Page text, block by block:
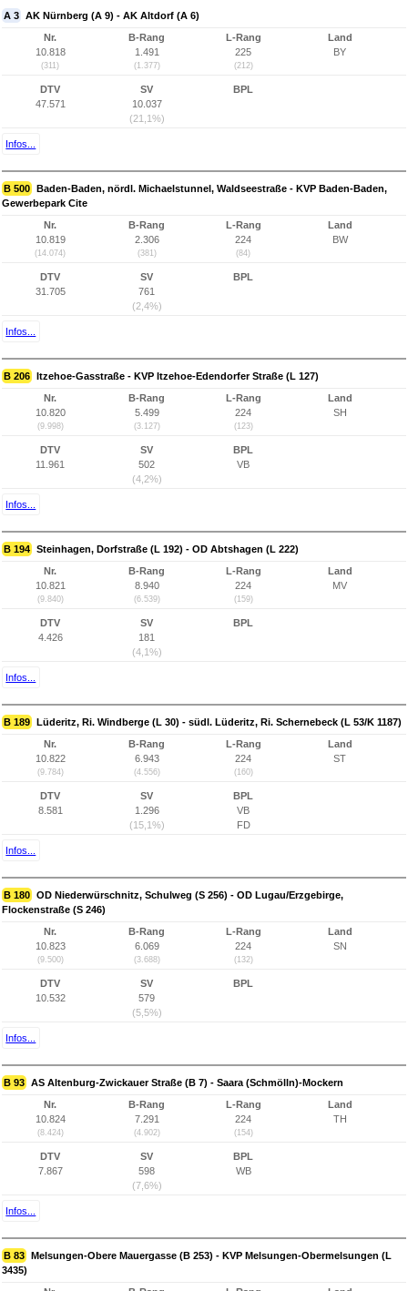
A 3 AK Nürnberg (A 9) - AK Altdorf (A 6)
Nr.
10.818
(311)
B-Rang
1.491
(1.377)
L-Rang
225
(212)
Land
BY
DTV
47.571
SV
10.037
(21,1%)
BPL
Infos...
B 500 Baden-Baden, nördl. Michaelstunnel, Waldseestraße - KVP Baden-Baden,
Gewerbepark Cite
Nr.
10.819
(14.074)
B-Rang
2.306
(381)
L-Rang
224
(84)
Land
BW
DTV
31.705
SV
761
(2,4%)
BPL
Infos...
B 206 Itzehoe-Gasstraße - KVP Itzehoe-Edendorfer Straße (L 127)
Nr.
10.820
(9.998)
B-Rang
5.499
(3.127)
L-Rang
224
(123)
Land
SH
DTV
11.961
SV
502
(4,2%)
BPL
VB
Infos...
B 194 Steinhagen, Dorfstraße (L 192) - OD Abtshagen (L 222)
Nr.
10.821
(9.840)
B-Rang
8.940
(6.539)
L-Rang
224
(159)
Land
MV
DTV
4.426
SV
181
(4,1%)
BPL
Infos...
B 189 Lüderitz, Ri. Windberge (L 30) - südl. Lüderitz, Ri. Schernebeck (L 53/K 1187)
Nr.
10.822
(9.784)
B-Rang
6.943
(4.556)
L-Rang
224
(160)
Land
ST
DTV
8.581
SV
1.296
(15,1%)
BPL
VB
FD
Infos...
B 180 OD Niederwürschnitz, Schulweg (S 256) - OD Lugau/Erzgebirge,
Flockenstraße (S 246)
Nr.
10.823
(9.500)
B-Rang
6.069
(3.688)
L-Rang
224
(132)
Land
SN
DTV
10.532
SV
579
(5,5%)
BPL
Infos...
B 93 AS Altenburg-Zwickauer Straße (B 7) - Saara (Schmölln)-Mockern
Nr.
10.824
(8.424)
B-Rang
7.291
(4.902)
L-Rang
224
(154)
Land
TH
DTV
7.867
SV
598
(7,6%)
BPL
WB
Infos...
B 83 Melsungen-Obere Mauergasse (B 253) - KVP Melsungen-Obermelsungen (L
3435)